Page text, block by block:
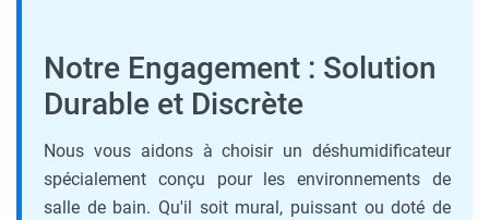
Notre Engagement : Solution
Durable et Discrète
Nous vous aidons à choisir un déshumidificateur
spécialement conçu pour les environnements de
salle de bain. Qu'il soit mural, puissant ou doté de